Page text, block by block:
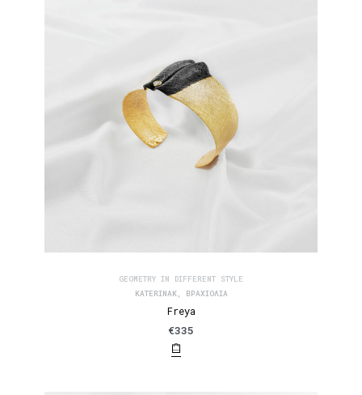
GEOMETRY IN DIFFERENT STYLE
KATERINAK, ΒΡΑΧΙΌΛΙΑ
Freya
€335